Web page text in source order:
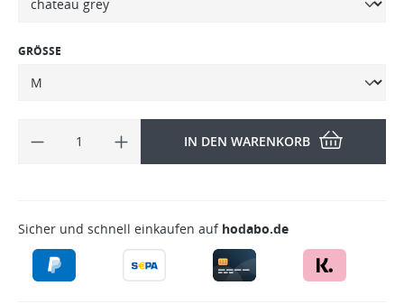
GRÖSSE
IN DEN WARENKORB
Sicher und schnell einkaufen auf hodabo.de